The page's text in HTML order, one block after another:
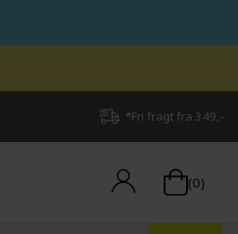
*Fri fragt fra 349,-
(0)